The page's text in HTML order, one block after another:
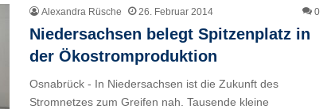
Alexandra Rüsche 26. Februar 2014 0
Niedersachsen belegt Spitzenplatz in
der Ökostromproduktion
Osnabrück - In Niedersachsen ist die Zukunft des
Stromnetzes zum Greifen nah. Tausende kleine